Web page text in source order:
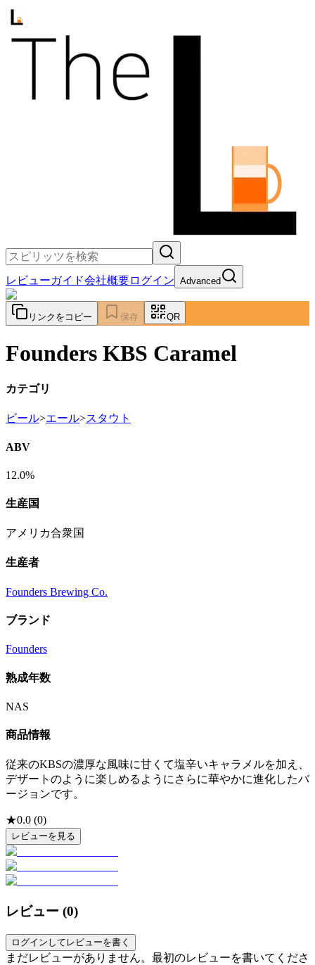
レビューガイド会社概要ログイン Advanced
リンクをコピー 保存 QR
Founders KBS Caramel
カテゴリ
ビール>エール>スタウト
ABV
12.0%
生産国
アメリカ合衆国
生産者
Founders Brewing Co.
ブランド
Founders
熟成年数
NAS
商品情報
従来のKBSの濃厚な風味に甘くて塩辛いキャラメルを加え、
デザートのように楽しめるようにさらに華やかに進化したバ
ージョンです。
★0.0 (0)
レビューを見る
レビュー (0)
ログインしてレビューを書く
まだレビューがありません。最初のレビューを書いてくださ